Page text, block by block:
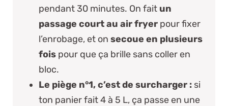
pendant 30 minutes. On fait un
passage court au air fryer pour fixer
l’enrobage, et on secoue en plusieurs
fois pour que ça brille sans coller en
bloc.
Le piège n°1, c’est de surcharger : si
ton panier fait 4 à 5 L, ça passe en une